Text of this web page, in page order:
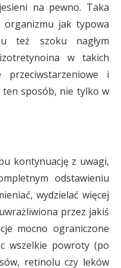
na pewno. Taka
jak typowa
też szoku nagłym
w takich
przeciwstarzeniowe i
ten sposób, nie tylko w
kontynuację z uwagi,
odstawieniu
wydzielać więcej
przez jakiś
mocno ograniczone
wszelkie powroty (po
retinolu czy leków